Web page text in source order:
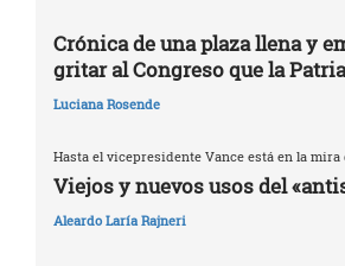
Crónica de una plaza llena y
gritar al Congreso que la
Luciana Rosende
Hasta el vicepresidente Vance está en la mira
Viejos y nuevos usos del
Aleardo Laría Rajneri